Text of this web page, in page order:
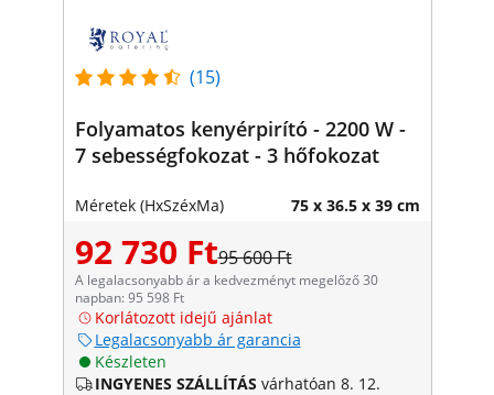
(15)
Folyamatos kenyérpirító - 2200 W -
7 sebességfokozat - 3 hőfokozat
Méretek (HxSzéxMa) 75 x 36.5 x 39 cm
92 730 Ft95 600 Ft
A legalacsonyabb ár a kedvezményt megelőző 30
napban: 95 598 Ft
Korlátozott idejű ajánlat
Legalacsonyabb ár garancia
Készleten
INGYENES SZÁLLÍTÁS várhatóan 8. 12.